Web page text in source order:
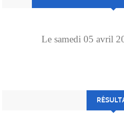
Le samedi 05 avril